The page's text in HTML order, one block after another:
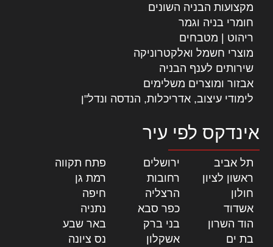
מקצועות הבניה השונים
חומרי בניה וגמר
ריהוט | מטבחים
מוצרי חשמל ואלקטרוניקה
שירותים לענף הבניה
אבזור ומוצרים משלימים
לימודי עיצוב, אדריכלות, הנדסה ונדל"ן
אינדקס לפי עיר
תל אביב ירושלים פתח תקווה
ראשון לציון
רחובות רמת גן
חולון
הרצליה חיפה
אשדוד
כפר סבא נתניה
הוד השרון
בני ברק באר שבע
בת ים
אשקלון נס ציונה